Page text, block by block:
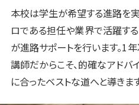
本校は学生が希望する進路を
ロである担任や業界で活躍す
が進路サポートを行います。1
講師だからこそ、的確なアドバ
に合ったベストな道へと導きま